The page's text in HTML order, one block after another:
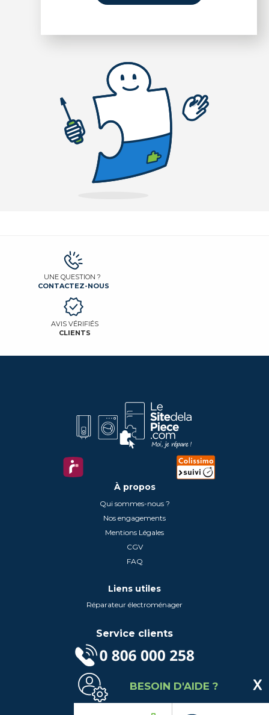
UNE QUESTION ?
CONTACTEZ-NOUS
AVIS VÉRIFIÉS
CLIENTS
À propos
Qui sommes-nous ?
Nos engagements
Mentions Légales
CGV
FAQ
Liens utiles
Réparateur électroménager
Service clients
(Service gratuit + prix d'un appel local)
Lundi au Vendredi de 9h à 18h
Contactez-Nous
BESOIN D'AIDE ?